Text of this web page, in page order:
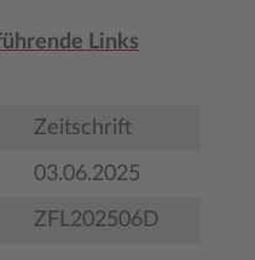
Links
Zeitschrift
03.06.2025
ZFL202506D